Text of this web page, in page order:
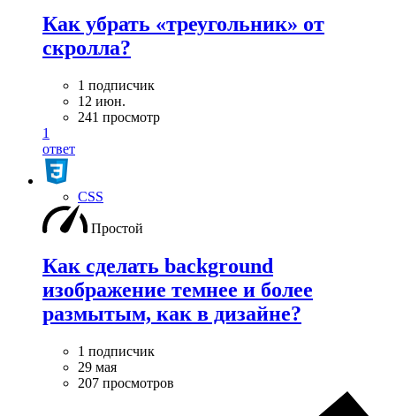
Как убрать «треугольник» от
скролла?
1 подписчик
12 июн.
241 просмотр
1
ответ
CSS
Простой
Как сделать background
изображение темнее и более
размытым, как в дизайне?
1 подписчик
29 мая
207 просмотров